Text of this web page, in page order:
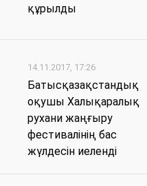
құрылды
14.11.2017, 17:26
Батысқазақстандық
оқушы Халықаралық
рухани жаңғыру
фестивалінің бас
жүлдесін иеленді